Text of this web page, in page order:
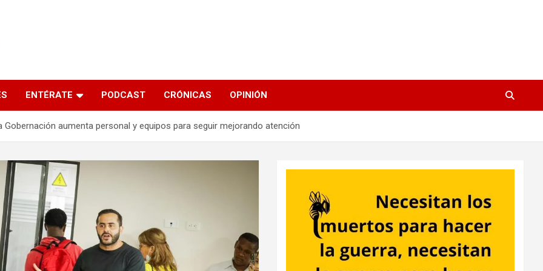
ENTÉRATE PODCAST CRÓNICAS OPINIÓN
Gobernación aumenta personal y equipos para seguir mejorando atención